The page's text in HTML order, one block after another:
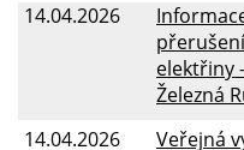
14.04.2026
elektřiny
Železná
14.04.2026
Veřejná